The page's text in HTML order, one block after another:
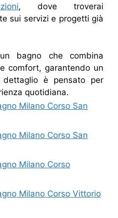
, dove troverai
sui servizi e progetti già
bagno che combina
comfort, garantendo un
è pensato per
quotidiana.
Milano Corso San
Milano Corso San
Milano Corso
Milano Corso Vittorio